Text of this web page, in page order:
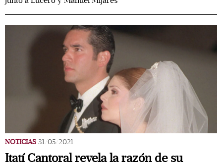
NOTICIAS 31/05/2021
Itatí Cantoral revela la razón de su